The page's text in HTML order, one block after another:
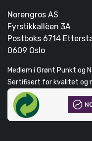
Norengros AS
Fyrstikkallèen 3A
Postboks 6714
0609 Oslo
Medlem i Grønt Punkt og
Sertifisert for kvalitet og